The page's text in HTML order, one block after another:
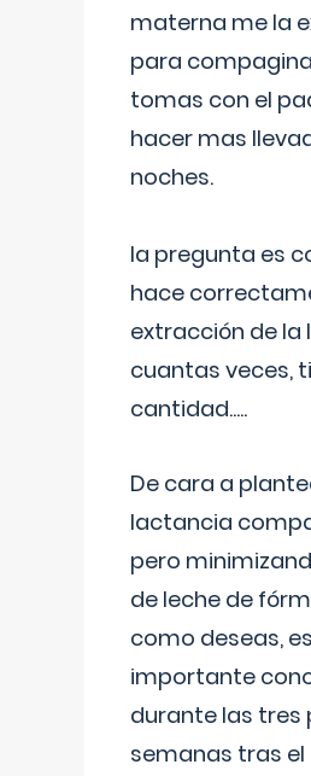
materna me la
para
tomas con el
hacer mas
noches.
la pregunta es
hace
extracción de la
cuantas veces,
cantidad.....
De cara a
lactancia
pero
de leche de
como deseas, es
importante
durante las tres
semanas tras el